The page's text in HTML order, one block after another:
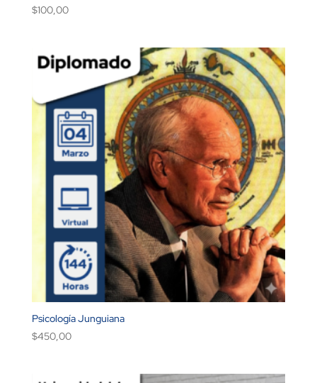
$100,00
Psicología Junguiana
$450,00